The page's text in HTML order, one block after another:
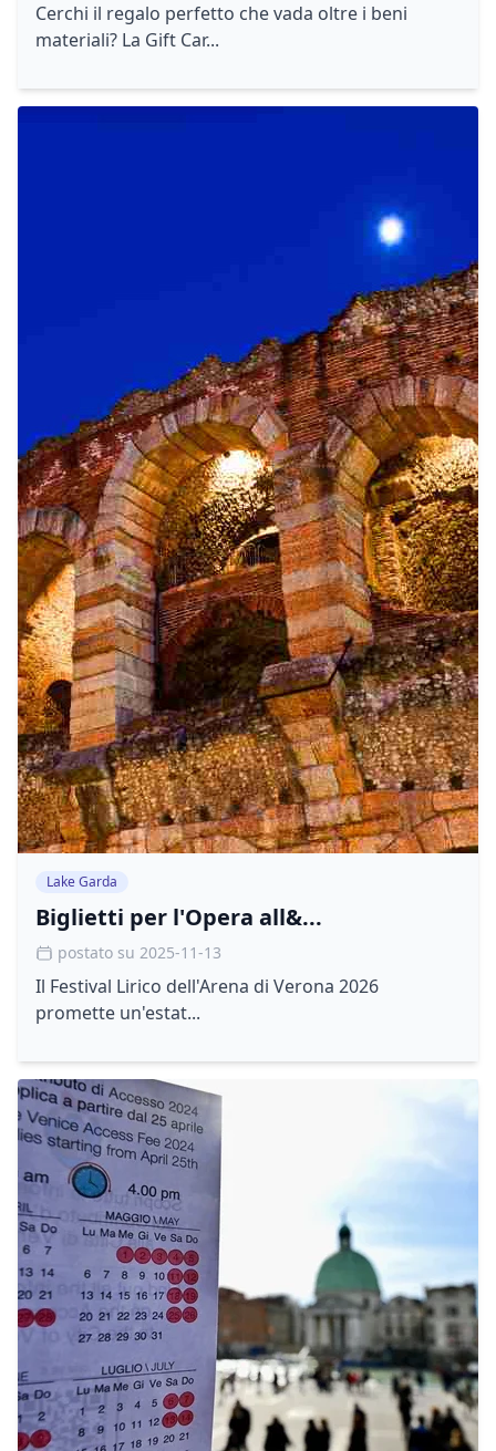
Cerchi il regalo perfetto che vada oltre i beni
materiali? La Gift Car...
Lake Garda
Biglietti per l'Opera all&...
postato su 2025-11-13
Il Festival Lirico dell'Arena di Verona 2026
promette un'estat...